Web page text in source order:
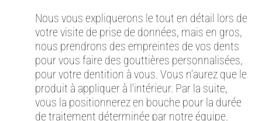
Nous vous expliquerons le tout en détail lors de
votre visite de prise de données, mais en gros,
nous prendrons des empreintes de vos dents
pour vous faire des gouttières personnalisées,
pour votre dentition à vous. Vous n’aurez que le
produit à appliquer à l’intérieur. Par la suite,
vous la positionnerez en bouche pour la durée
de traitement déterminée par notre équipe.